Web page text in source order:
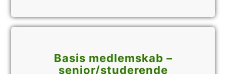
Basis medlemskab –
senior/­studerende